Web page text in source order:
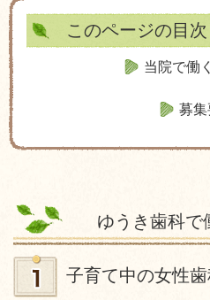
このページの目次
当院で働
募
ゆうき歯科で
子育て中の女性